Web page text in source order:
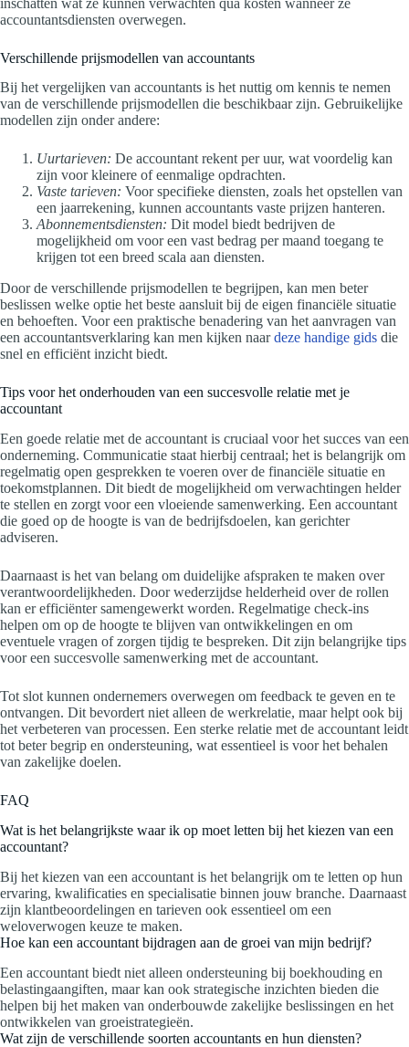
accountantsdiensten overwegen.
Verschillende prijsmodellen van accountants
Bij het vergelijken van accountants is het nuttig om kennis te nemen
van de verschillende prijsmodellen die beschikbaar zijn. Gebruikelijke
modellen zijn onder andere:
Uurtarieven: De accountant rekent per uur, wat voordelig kan
zijn voor kleinere of eenmalige opdrachten.
Vaste tarieven: Voor specifieke diensten, zoals het opstellen van
een jaarrekening, kunnen accountants vaste prijzen hanteren.
Abonnementsdiensten: Dit model biedt bedrijven de
mogelijkheid om voor een vast bedrag per maand toegang te
krijgen tot een breed scala aan diensten.
Door de verschillende prijsmodellen te begrijpen, kan men beter
beslissen welke optie het beste aansluit bij de eigen financiële situatie
en behoeften. Voor een praktische benadering van het aanvragen van
een accountantsverklaring kan men kijken naardeze handige gids die
snel en efficiënt inzicht biedt.
Tips voor het onderhouden van een succesvolle relatie met je
accountant
Een goede relatie met de accountant is cruciaal voor het succes van een
onderneming. Communicatie staat hierbij centraal; het is belangrijk om
regelmatig open gesprekken te voeren over de financiële situatie en
toekomstplannen. Dit biedt de mogelijkheid om verwachtingen helder
te stellen en zorgt voor een vloeiende samenwerking. Een accountant
die goed op de hoogte is van de bedrijfsdoelen, kan gerichter
adviseren.
Daarnaast is het van belang om duidelijke afspraken te maken over
verantwoordelijkheden. Door wederzijdse helderheid over de rollen
kan er efficiënter samengewerkt worden. Regelmatige check-ins
helpen om op de hoogte te blijven van ontwikkelingen en om
eventuele vragen of zorgen tijdig te bespreken. Dit zijn belangrijke tips
voor een succesvolle samenwerking met de accountant.
Tot slot kunnen ondernemers overwegen om feedback te geven en te
ontvangen. Dit bevordert niet alleen de werkrelatie, maar helpt ook bij
het verbeteren van processen. Een sterke relatie met de accountant leidt
tot beter begrip en ondersteuning, wat essentieel is voor het behalen
van zakelijke doelen.
FAQ
Wat is het belangrijkste waar ik op moet letten bij het kiezen van een
accountant?
Bij het kiezen van een accountant is het belangrijk om te letten op hun
ervaring, kwalificaties en specialisatie binnen jouw branche. Daarnaast
zijn klantbeoordelingen en tarieven ook essentieel om een
weloverwogen keuze te maken.
Hoe kan een accountant bijdragen aan de groei van mijn bedrijf?
Een accountant biedt niet alleen ondersteuning bij boekhouding en
belastingaangiften, maar kan ook strategische inzichten bieden die
helpen bij het maken van onderbouwde zakelijke beslissingen en het
ontwikkelen van groeistrategieën.
Wat zijn de verschillende soorten accountants en hun diensten?